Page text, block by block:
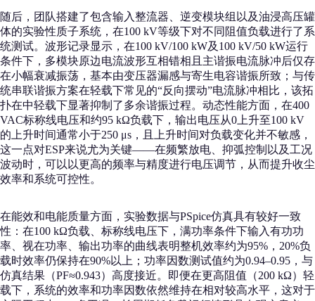
随后，团队搭建了包含输入整流器、逆变模块组以及油浸高压罐
体的实验性质子系统，在100 kV等级下对不同阻值负载进行了系
统测试。波形记录显示，在100 kV/100 kW及100 kV/50 kW运行
条件下，多模块原边电流波形互相错相且主谐振电流脉冲后仅存
在小幅衰减振荡，基本由变压器漏感与寄生电容谐振所致；与传
统串联谐振方案在轻载下常见的“反向摆动”电流脉冲相比，该拓
扑在中轻载下显著抑制了多余谐振过程。动态性能方面，在400
VAC标称线电压和约95 kΩ负载下，输出电压从0上升至100 kV
的上升时间通常小于250 μs，且上升时间对负载变化并不敏感，
这一点对ESP来说尤为关键——在频繁放电、抑弧控制以及工况
波动时，可以以更高的频率与精度进行电压调节，从而提升收尘
效率和系统可控性。
在能效和电能质量方面，实验数据与PSpice仿真具有较好一致
性：在100 kΩ负载、标称线电压下，满功率条件下输入有功功
率、视在功率、输出功率的曲线表明整机效率约为95%，20%负
载时效率仍保持在90%以上；功率因数测试值约为0.94–0.95，与
仿真结果（PF≈0.943）高度接近。即便在更高阻值（200 kΩ）轻
载下，系统的效率和功率因数依然维持在相对较高水平，这对于